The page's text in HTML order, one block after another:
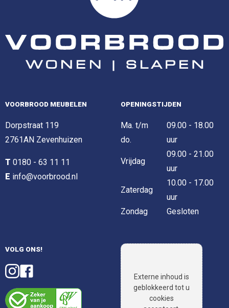
VOORBROOD MEUBELEN
Dorpstraat 119
2761AN Zevenhuizen
T 0180 - 63 11 11
E info@voorbrood.nl
OPENINGSTIJDEN
Ma. t/m
do.
09.00 - 18.00
uur
Vrijdag
09.00 - 21.00
uur
Zaterdag
10.00 - 17.00
uur
Zondag
Gesloten
VOLG ONS!
Externe inhoud is
geblokkeerd tot u
cookies